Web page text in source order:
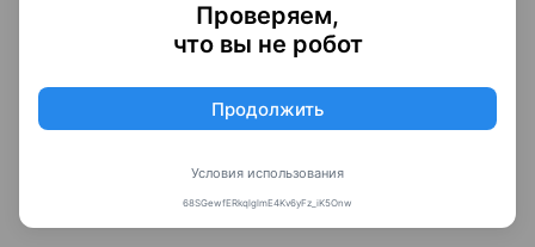
Проверяем,
что вы не робот
Продолжить
Условия использования
68SGewfERkqlglmE4Kv6yFz_iK5Onw